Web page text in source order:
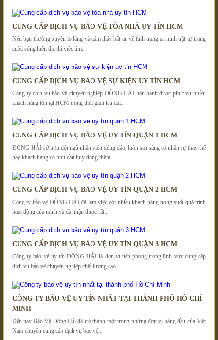
CUNG CẤP DỊCH VỤ BẢO VỆ TÒA NHÀ UY TÍN HCM
Nếu bạn thường xuyên lo lắng và cảm thấy bất an về tình trạng an ninh trật tự trong
cuộc sống hiện đại thì việc tìm..
CUNG CẤP DỊCH VỤ BẢO VỆ SỰ KIỆN UY TÍN HCM
Công ty dịch vụ bảo vệ chuyên nghiệp ĐÔNG HẢI hân hạnh được phục vụ nhiều
khách hàng lớn tại HCM trong thời gian lâu dài..
CUNG CẤP DỊCH VỤ BẢO VỆ UY TÍN QUẬN 1 HCM
ĐÔNG HẢI sở hữu đội ngũ nhân viên đông đảo, luôn sẵn sàng có nhân sự thay thế
hay khách hàng có nhu cầu huy động thêm...
CUNG CẤP DỊCH VỤ BẢO VỆ UY TÍN QUẬN 2 HCM
Công ty bảo vệ ĐÔNG HẢI đã làm việc với nhiều khách hàng trong suốt quá trình
hoạt động của mình và đã nhận được rất..
CUNG CẤP DỊCH VỤ BẢO VỆ UY TÍN QUẬN 3 HCM
Công ty bảo vệ uy tín ĐÔNG HẢI là đơn vị tiên phong trong lĩnh vực cung cấp
dịch vụ bảo vệ chuyên nghiệp chất lượng cao..
CÔNG TY BẢO VỆ UY TÍN NHẤT TẠI THÀNH PHỐ HỒ CHÍ
MINH
Đến nay Bảo Vệ Đông Hải đã trở thành một trong những đơn vị hàng đầu của Việt
Nam chuyên cung cấp dịch vụ bảo vệ,..